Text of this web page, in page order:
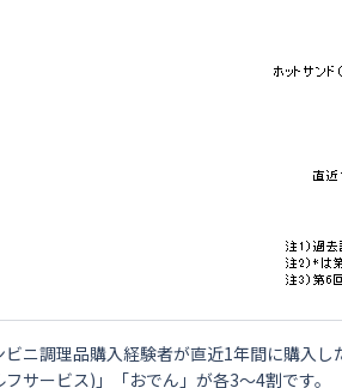
ビニ調理品購入経験者が直近1年間に購入
フサービス)」「おでん」が各3～4割です。